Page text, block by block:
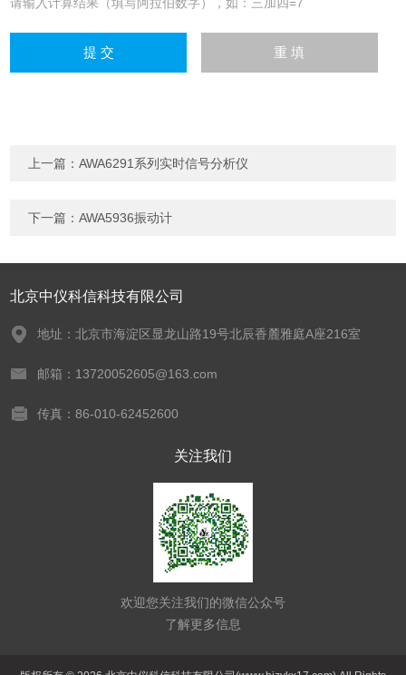
上一篇：AWA6291系列实时信号分析仪
下一篇：AWA5936振动计
北京中仪科信科技有限公司
地址：北京市海淀区显龙山路19号北辰香麓雅庭A座216室
邮箱：13720052605@163.com
传真：86-010-62452600
关注我们
欢迎您关注我们的微信公众号
了解更多信息